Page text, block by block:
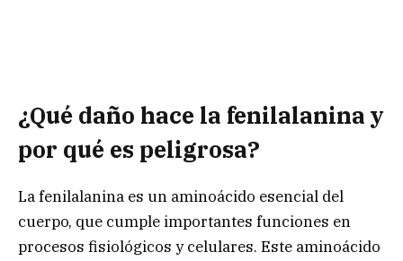
¿Qué daño hace la fenilalanina y
por qué es peligrosa?
La fenilalanina es un aminoácido esencial del
cuerpo, que cumple importantes funciones en
procesos fisiológicos y celulares. Este aminoácido